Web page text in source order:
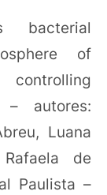
bacterial
of
– autores:
Luana
de
Paulista –